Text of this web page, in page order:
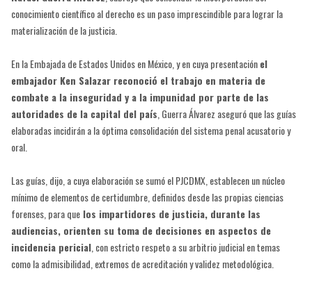
conocimiento científico al derecho es un paso imprescindible para lograr la
materialización de la justicia.
En la Embajada de Estados Unidos en México, y en cuya presentaciónel
embajador Ken Salazar reconoció el trabajo en materia de
combate a la inseguridad y a la impunidad por parte de las
autoridades de la capital del país, Guerra Álvarez aseguró que las guías
elaboradas incidirán a la óptima consolidación del sistema penal acusatorio y
oral.
Las guías, dijo, a cuya elaboración se sumó el PJCDMX, establecen un núcleo
mínimo de elementos de certidumbre, definidos desde las propias ciencias
forenses, para quelos impartidores de justicia, durante las
audiencias, orienten su toma de decisiones en aspectos de
incidencia pericial, con estricto respeto a su arbitrio judicial en temas
como la admisibilidad, extremos de acreditación y validez metodológica.